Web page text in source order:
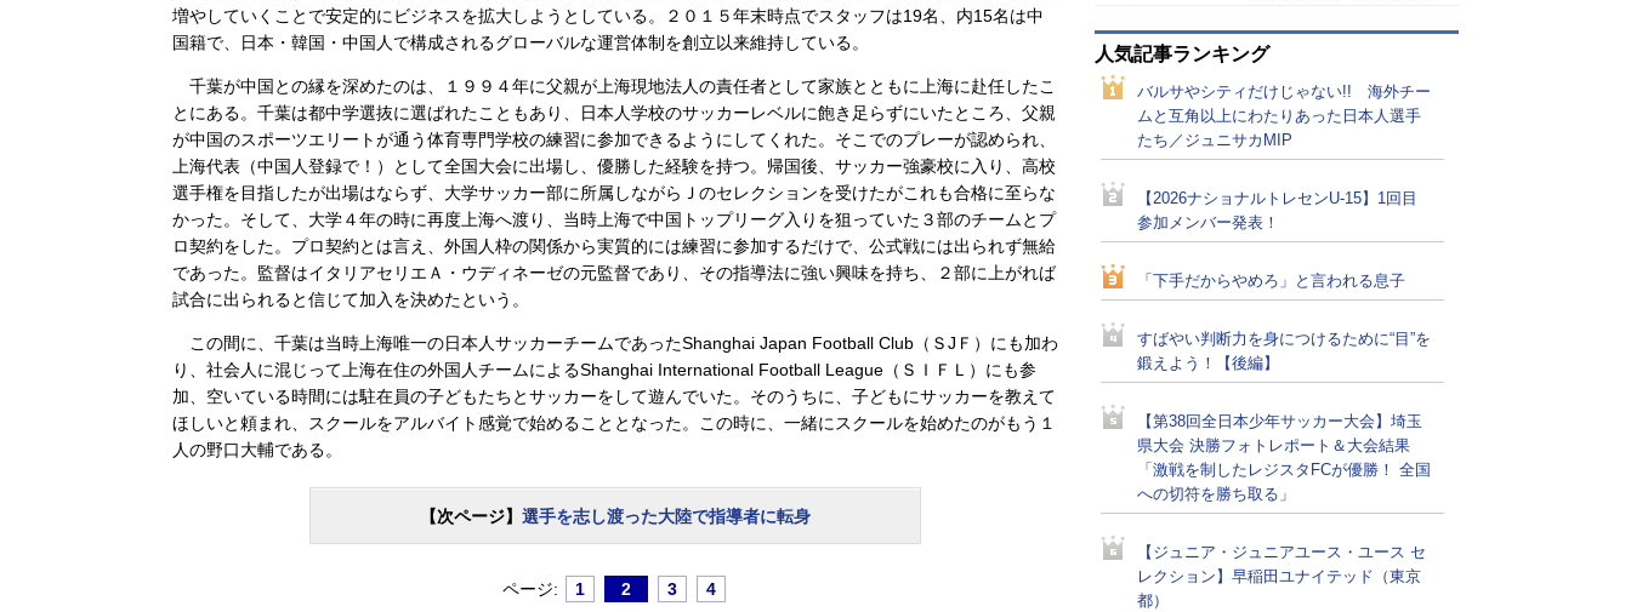
増やしていくことで安定的にビジネスを拡大しようとしている。２０１５年末時点でスタッフは19名、内15名は中
国籍で、日本・韓国・中国人で構成されるグローバルな運営体制を創立以来維持している。
千葉が中国との縁を深めたのは、１９９４年に父親が上海現地法人の責任者として家族とともに上海に赴任したこ
とにある。千葉は都中学選抜に選ばれたこともあり、日本人学校のサッカーレベルに飽き足らずにいたところ、父親
が中国のスポーツエリートが通う体育専門学校の練習に参加できるようにしてくれた。そこでのプレーが認められ、
上海代表（中国人登録で！）として全国大会に出場し、優勝した経験を持つ。帰国後、サッカー強豪校に入り、高校
選手権を目指したが出場はならず、大学サッカー部に所属しながらＪのセレクションを受けたがこれも合格に至らな
かった。そして、大学４年の時に再度上海へ渡り、当時上海で中国トップリーグ入りを狙っていた３部のチームとプ
ロ契約をした。プロ契約とは言え、外国人枠の関係から実質的には練習に参加するだけで、公式戦には出られず無給
であった。監督はイタリアセリエＡ・ウディネーゼの元監督であり、その指導法に強い興味を持ち、２部に上がれば
試合に出られると信じて加入を決めたという。
この間に、千葉は当時上海唯一の日本人サッカーチームであったShanghai Japan Football Club（ＳJＦ）にも加わ
り、社会人に混じって上海在住の外国人チームによるShanghai International Football League（ＳＩＦＬ）にも参
加、空いている時間には駐在員の子どもたちとサッカーをして遊んでいた。そのうちに、子どもにサッカーを教えて
ほしいと頼まれ、スクールをアルバイト感覚で始めることとなった。この時に、一緒にスクールを始めたのがもう１
人の野口大輔である。
【次ページ】 選手を志し渡った大陸で指導者に転身
ページ: 1 2 3 4
人気記事ランキング
バルサやシティだけじゃない!! 海外チー
ムと互角以上にわたりあった日本人選手
たち／ジュニサカMIP
【2026ナショナルトレセンU-15】1回目
参加メンバー発表！
「下手だからやめろ」と言われる息子
すばやい判断力を身につけるために“目”を
鍛えよう！【後編】
【第38回全日本少年サッカー大会】埼玉
県大会 決勝フォトレポート＆大会結果
「激戦を制したレジスタFCが優勝！ 全国
への切符を勝ち取る」
【ジュニア・ジュニアユース・ユース セ
レクション】早稲田ユナイテッド（東京
都）